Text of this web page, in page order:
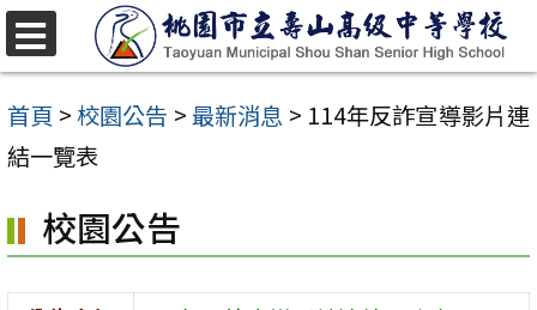
跳
至
主
要
容
區
首頁 >校園公告 >最新消息 > 114年反詐宣導影片連
結一覽表
校園公告
選
單